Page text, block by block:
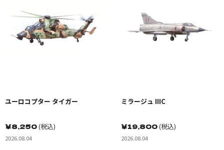
ユーロコプター タイガー
￥8,250(税込)
2026.08.04
ミラージュ IIIC
￥19,800(税込)
2026.08.04